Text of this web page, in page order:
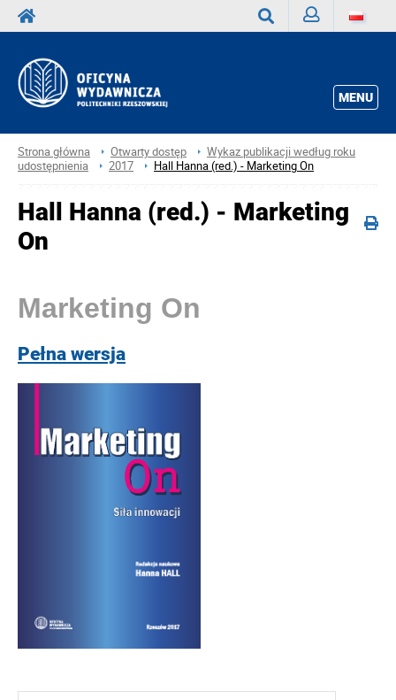
MENU
Strona główna Otwarty dostęp
Wykaz publikacji według roku
udostępnienia
2017 Hall Hanna (red.) - Marketing On
Hall Hanna (red.) - Marketing
On
Marketing On
Pełna wersja